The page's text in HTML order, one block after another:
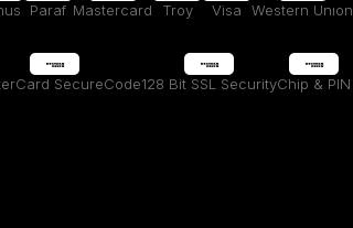
Paraf Mastercard Troy Visa Western Unıon
SecureCode128 Bit SSL SecurityChip & PIN